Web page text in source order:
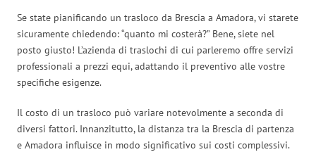
Se state pianificando un trasloco da Brescia a Amadora, vi starete
sicuramente chiedendo: “quanto mi costerà?” Bene, siete nel
posto giusto! L’azienda di traslochi di cui parleremo offre servizi
professionali a prezzi equi, adattando il preventivo alle vostre
specifiche esigenze.
Il costo di un trasloco può variare notevolmente a seconda di
diversi fattori. Innanzitutto, la distanza tra la Brescia di partenza
e Amadora influisce in modo significativo sui costi complessivi.